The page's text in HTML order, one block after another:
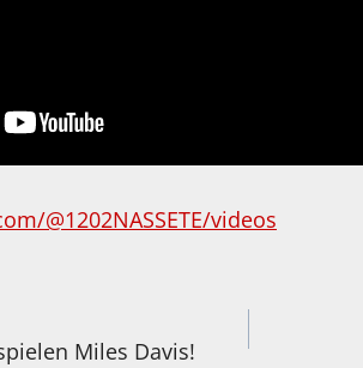
@1202NASSETE/videos
Miles Davis!